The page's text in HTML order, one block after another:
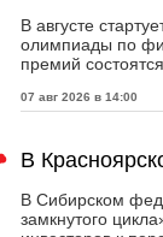
В августе
олимпиады по
премий
07 авг 2026 в 14:00
В
В Сибирском
замкнутого